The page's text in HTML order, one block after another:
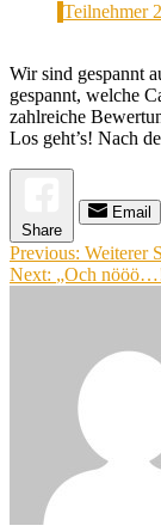
Teilnehmer
Wir sind gespannt
gespannt, welche
zahlreiche
Los geht’s! Nach
Share
Email
Previous: Weiterer
Next: „Och